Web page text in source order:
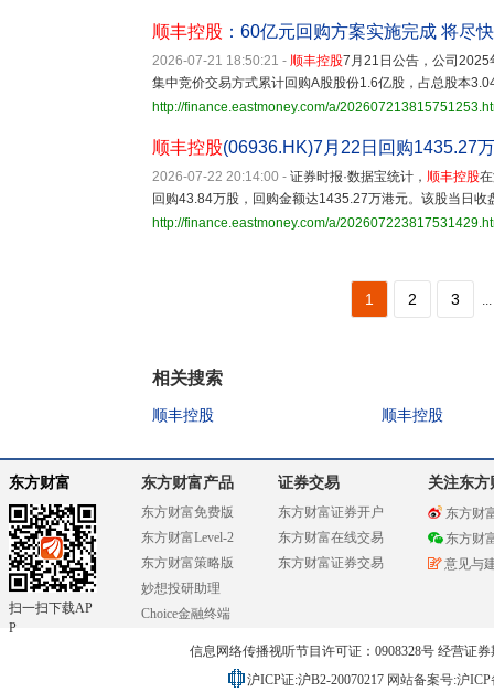
顺丰控股 ：60亿元回购方案实施完成 将尽
2026-07-21 18:50:21 - 顺丰控股7月21日公告，公司
集中竞价交易方式累计回购A股股份1.6亿股，占总股本
http://finance.eastmoney.com/a/
顺丰控股(06936.HK)7月22日回购1435.27
2026-07-22 20:14:00 - 证券时报·数据宝统计， 顺丰控股
回购43.84万股，回购金额达1435.27万港元。该股当日
http://finance.eastmoney.com/a/
1 2 3 ...
相关搜索
顺丰控股 顺丰控股
东方财富
扫一扫下载AP
P
东方财富产品
东方财富免费版
东方财富Level-2
东方财富策略版
妙想投研助理
Choice金融终端
证券交易
东方财富证券开户
东方财富在线交易
东方财富证券交易
关注东方
东方财
东方财
意见与
信息网络传播视听节目许可证：0908328号 经营证
沪ICP证:沪B2-20070217 网站备案号:沪